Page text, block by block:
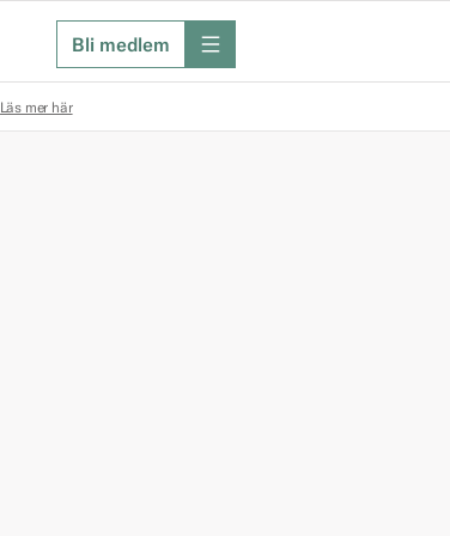
Bli medlem meny
Läs mer här